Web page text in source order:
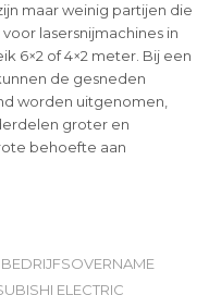
maar weinig partijen die
lasersnijmachines in
6×2 of 4×2 meter. Bij een
de gesneden
worden uitgenomen,
groter en
behoefte aan
BEDRIJFSOVERNAME
ELECTRIC